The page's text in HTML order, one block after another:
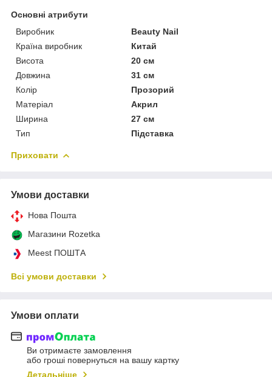
Основні атрибути
Виробник
Beauty Nail
Країна виробник
Китай
Висота
20 см
Довжина
31 см
Колір
Прозорий
Матеріал
Акрил
Ширина
27 см
Тип
Підставка
Приховати
Умови доставки
Нова Пошта
Магазини Rozetka
Meest ПОШТА
Всі умови доставки
Умови оплати
Ви отримаєте замовлення
або гроші повернуться на вашу картку
Детальніше